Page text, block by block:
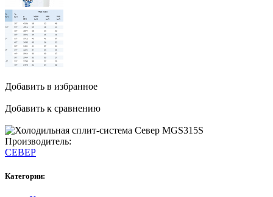
Добавить в избранное
Добавить к сравнению
Производитель:
СЕВЕР
Категории: